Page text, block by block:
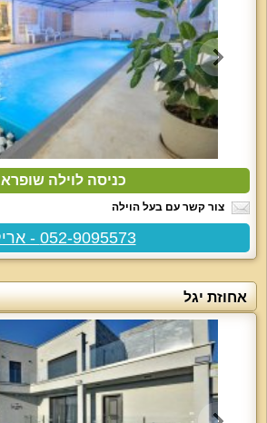
כניסה לוילה שופרא
צור קשר עם בעל הוילה
052-9095573 - אריק
אחוזת יגל